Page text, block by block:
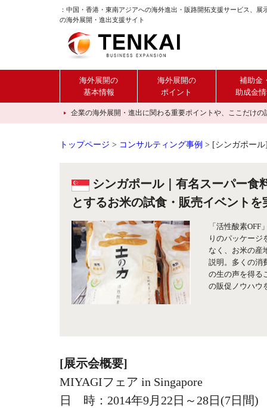
：中国・香港・東南アジアへの海外進出・販路開拓支援サービス、展
の海外展開・進出支援サイト
海外展開の
基本情報
海外展開の
ポイント
補助金
助成金
企業の海外展開・進出に関わる重要ポイントや、ここだけ
トップページ > コンサルティング事例 > [シンガポー
シンガポール｜有名スーパー食
とするお米の試食・販売イベントを
「活性酸素
りのパッケージ
なく、お米の産
説明。多くの消
の生の声を得る
の販促ノウハウ
[展示会概要]
MIYAGIフェア in Singapore
日 時：2014年9月22日～28日(7日間)